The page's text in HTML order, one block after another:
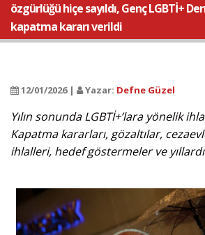
özgürlüğü hiçe sayıldı, Genç LGBTİ+
kapatma kararı verildi
12/01/2026 | Yazar: Defne Güzel
Yılın sonunda LGBTİ+’lara yönelik
Kapatma kararları, gözaltılar,
ihlalleri, hedef göstermeler ve